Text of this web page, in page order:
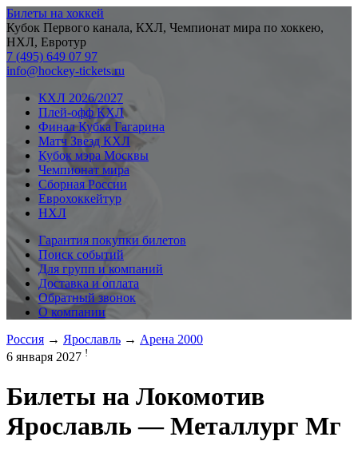
Билеты на хоккей
Кубок Первого канала, КХЛ, Чемпионат мира по хоккею,
НХЛ, Евротур
7 (495) 649 07 97
info@hockey-tickets.ru
КХЛ 2026/2027
Плей-офф КХЛ
Финал Кубка Гагарина
Матч Звезд КХЛ
Кубок мэра Москвы
Чемпионат мира
Сборная России
Еврохоккейтур
НХЛ
Гарантия покупки билетов
Поиск событий
Для групп и компаний
Доставка и оплата
Обратный звонок
О компании
Россия → Ярославль → Арена 2000
6 января 2027 !
Билеты на Локомотив
Ярославль — Металлург Мг